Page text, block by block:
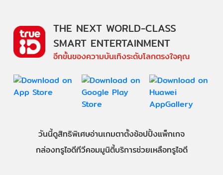
THE NEXT WORLD-CLASS
SMART ENTERTAINMENT
อีกขั้นของความบันเทิงระดับโลกตรงใจคุณ
วันนี้ดูสิทธิพิเศษอ่านเกมตาตั้งช้อปปิ้งแพ็กเกจ
กล่องทรูไอดีทีวีคอมมูนิตี้บริการช่วยเหลือทรูไอดี